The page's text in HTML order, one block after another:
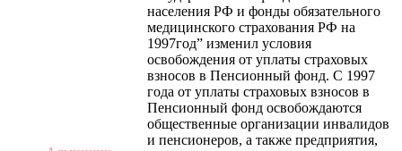
населения РФ и фонды обязательного
медицинского страхования РФ на
1997год” изменил условия
освобождения от уплаты страховых
взносов в Пенсионный фонд. С 1997
года от уплаты страховых взносов в
Пенсионный фонд освобождаются
общественные организации инвалидов
и пенсионеров, а также предприятия,